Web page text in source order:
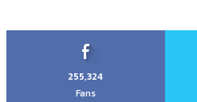
255,324
Fans